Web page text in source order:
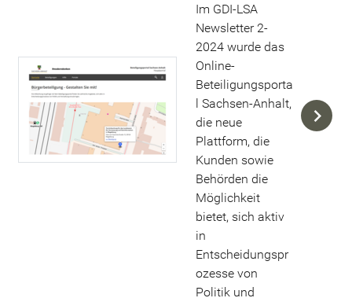
Im GDI-LSA
Newsletter 2-
2024 wurde das
Online-
Beteiligungsporta
l Sachsen-Anhalt,
die neue
Plattform, die
Kunden sowie
Behörden die
Möglichkeit
bietet, sich aktiv
in
Entscheidungspr
ozesse von
Politik und